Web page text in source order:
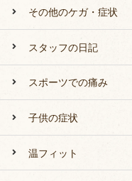
その他のケガ・症状
スタッフの日記
スポーツでの痛み
子供の症状
温フィット